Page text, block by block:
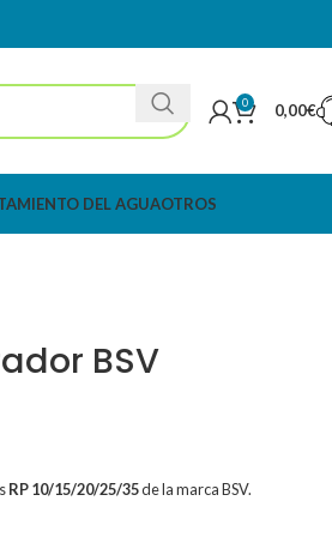
0 0,00€
DEL AGUAOTROS
BSV
RP 10/15/20/25/35de la marca BSV.